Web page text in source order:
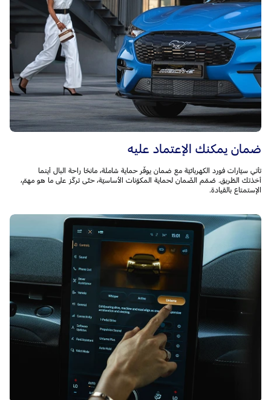
ضمان يمكنك الإعتماد عليه
تأتي سيّارات فورد الكهربائيّة مع ضمان يوفّر حماية شاملة، مانحًا راحة البال أينما
أخذتك الطّريق. صُمّم الضّمان لحماية المكوّنات الأساسيّة، حتّى تركّز على ما هو مهمّ،
الإستمتاع بالقيادة.